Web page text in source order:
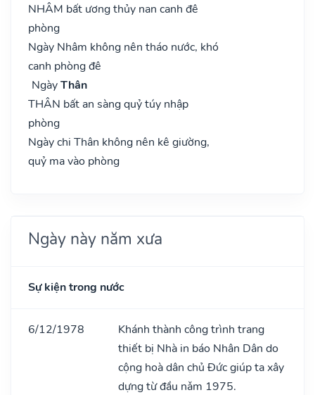
NHÂM bất ương thủy nan canh đê
phòng
Ngày Nhâm không nên tháo nước, khó
canh phòng đê
NgàyThân
THÂN bất an sàng quỷ túy nhập
phòng
Ngày chi Thân không nên kê giường,
quỷ ma vào phòng
Ngày này năm xưa
Sự kiện trong nước
6/12/1978
Khánh thành công trình trang
thiết bị Nhà in báo Nhân Dân do
cộng hoà dân chủ Đức giúp ta xây
dựng từ đầu nǎm 1975.